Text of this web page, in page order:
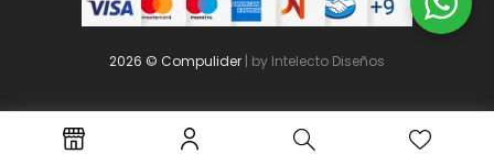
2026 © Compulider | by Intelecto Diseños